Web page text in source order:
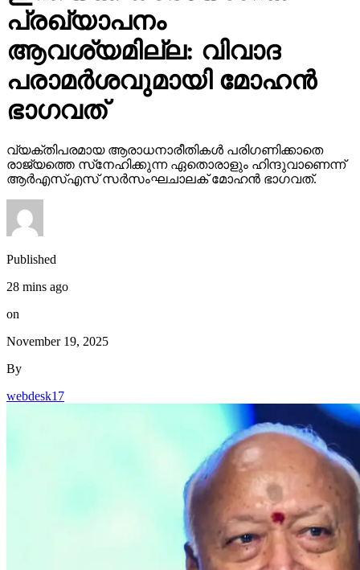
പ്രഖ്യാപനം
ആവശ്യമില്ല: വിവാദ
പരാമര്‍ശവുമായി മോഹന്‍
ഭാഗവത്
വ്യക്തിപരമായ ആരാധനാരീതികള്‍ പരിഗണിക്കാതെ
രാജ്യത്തെ സ്‌നേഹിക്കുന്ന ഏതൊരാളും ഹിന്ദുവാണെന്ന്
ആര്‍എസ്എസ് സര്‍സംഘചാലക് മോഹന്‍ ഭാഗവത്.
Published
28 mins ago
on
November 19, 2025
By
webdesk17